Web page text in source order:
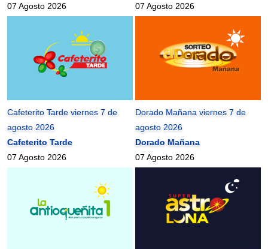
07 Agosto 2026
07 Agosto 2026
Cafeterito Tarde viernes 7 de
agosto 2026
Cafeterito Tarde
07 Agosto 2026
Dorado Mañana viernes 7 de
agosto 2026
Dorado Mañana
07 Agosto 2026